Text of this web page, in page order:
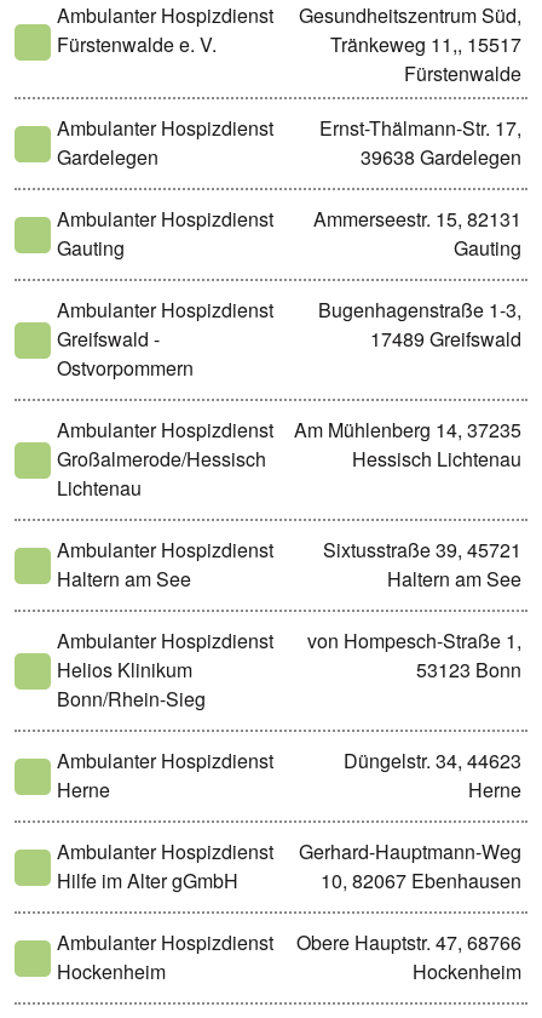
Ambulanter Hospizdienst
Fürstenwalde e. V.
Gesundheitszentrum Süd,
Tränkeweg 11,, 15517
Fürstenwalde
Ambulanter Hospizdienst
Gardelegen
Ernst-Thälmann-Str. 17,
39638 Gardelegen
Ambulanter Hospizdienst
Gauting
Ammerseestr. 15, 82131
Gauting
Ambulanter Hospizdienst
Greifswald -
Ostvorpommern
Bugenhagenstraße 1-3,
17489 Greifswald
Ambulanter Hospizdienst
Großalmerode/Hessisch
Lichtenau
Am Mühlenberg 14, 37235
Hessisch Lichtenau
Ambulanter Hospizdienst
Haltern am See
Sixtusstraße 39, 45721
Haltern am See
Ambulanter Hospizdienst
Helios Klinikum
Bonn/Rhein-Sieg
von Hompesch-Straße 1,
53123 Bonn
Ambulanter Hospizdienst
Herne
Düngelstr. 34, 44623
Herne
Ambulanter Hospizdienst
Hilfe im Alter gGmbH
Gerhard-Hauptmann-Weg
10, 82067 Ebenhausen
Ambulanter Hospizdienst
Hockenheim
Obere Hauptstr. 47, 68766
Hockenheim